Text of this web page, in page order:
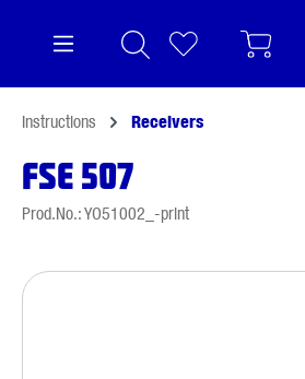
Instructions Receivers
FSE 507
Prod.No.: YO51002_-print
Skip image gallery